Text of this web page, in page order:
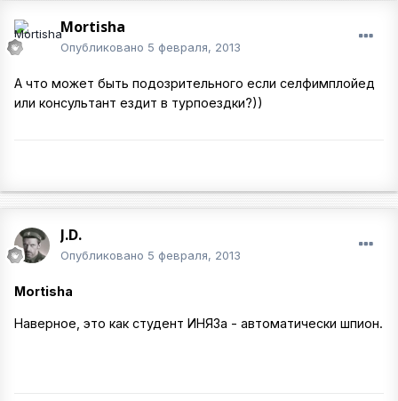
Mortisha
Опубликовано 5 февраля, 2013
А что может быть подозрительного если селфимплойед
или консультант ездит в турпоездки?))
J.D.
Опубликовано 5 февраля, 2013
Mortisha
Наверное, это как студент ИНЯЗа - автоматически шпион.